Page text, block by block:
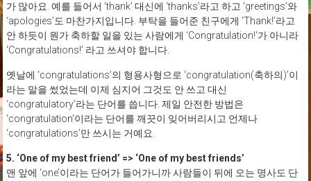
가 많아요. 예를 들어서 ‘thank’ 대신에 ‘thanks’라고 하고 ‘greetings’와
‘apologies’도 마찬가지입니다. 부탁을 들어준 친구에게 ‘Thank!’라고
안 하듯이 뭔가 축하할 일을 있는 사람에게 ‘Congratulation!‘가 아니라
‘Congratulations!’ 라고 쓰셔야 합니다.
옛날에 ‘congratulations’의 형용사형으로 ‘congratulation(축하의)’이
라는 말을 썼었는데 이제 심지어 그것도 안 쓰고 대신
‘congratulatory’라는 단어를 씁니다. 제일 안전한 방법은
‘congratulation’이라는 단어를 깨끗이 잊어버리시고 언제나
‘congratulations’만 쓰시는 거예요.
5. ‘One of my best friend’ => ‘One of my best friends’
맨 앞에 ‘one’이라는 단어가 들어가니까 사람들이 뒤에 오는 명사도 단